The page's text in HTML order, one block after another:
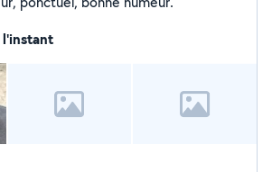
l'instant